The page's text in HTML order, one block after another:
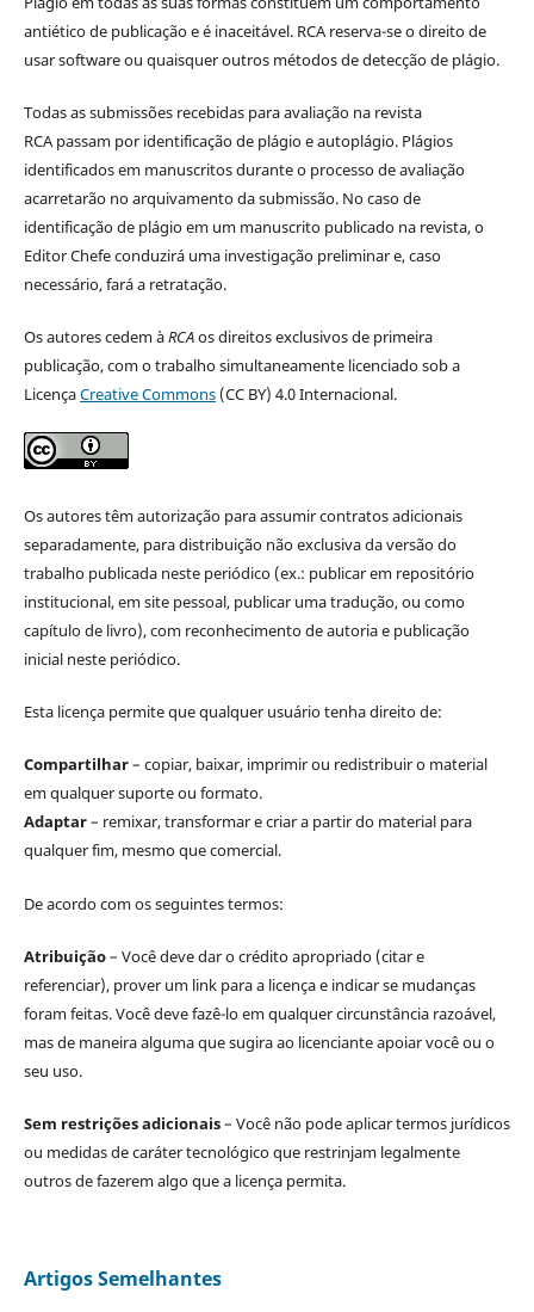
antiético de publicação e é inaceitável. RCA reserva-se o direito de
usar software ou quaisquer outros métodos de detecção de plágio.
Todas as submissões recebidas para avaliação na revista
RCA passam por identificação de plágio e autoplágio. Plágios
identificados em manuscritos durante o processo de avaliação
acarretarão no arquivamento da submissão. No caso de
identificação de plágio em um manuscrito publicado na revista, o
Editor Chefe conduzirá uma investigação preliminar e, caso
necessário, fará a retratação.
Os autores cedem àRCAos direitos exclusivos de primeira
publicação, com o trabalho simultaneamente licenciado sob a
LicençaCreative Commons(CC BY) 4.0 Internacional.
Os autores têm autorização para assumir contratos adicionais
separadamente, para distribuição não exclusiva da versão do
trabalho publicada neste periódico (ex.: publicar em repositório
institucional, em site pessoal, publicar uma tradução, ou como
capítulo de livro), com reconhecimento de autoria e publicação
inicial neste periódico.
Esta licença permite que qualquer usuário tenha direito de:
Compartilhar– copiar, baixar, imprimir ou redistribuir o material
em qualquer suporte ou formato.
Adaptar– remixar, transformar e criar a partir do material para
qualquer fim, mesmo que comercial.
De acordo com os seguintes termos:
Atribuição– Você deve dar o crédito apropriado (citar e
referenciar), prover um link para a licença e indicar se mudanças
foram feitas. Você deve fazê-lo em qualquer circunstância razoável,
mas de maneira alguma que sugira ao licenciante apoiar você ou o
seu uso.
Sem restrições adicionais– Você não pode aplicar termos jurídicos
ou medidas de caráter tecnológico que restrinjam legalmente
outros de fazerem algo que a licença permita.
Artigos Semelhantes